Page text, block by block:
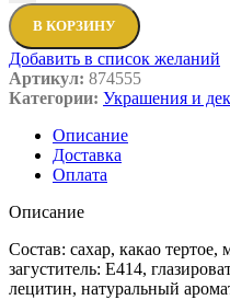
В КОРЗИНУ
Добавить в список желаний
Артикул: 874555
Категории: Украшения и
Описание
Доставка
Оплата
Описание
Состав: сахар, какао
загуститель: Е414,
лецитин, натуральный